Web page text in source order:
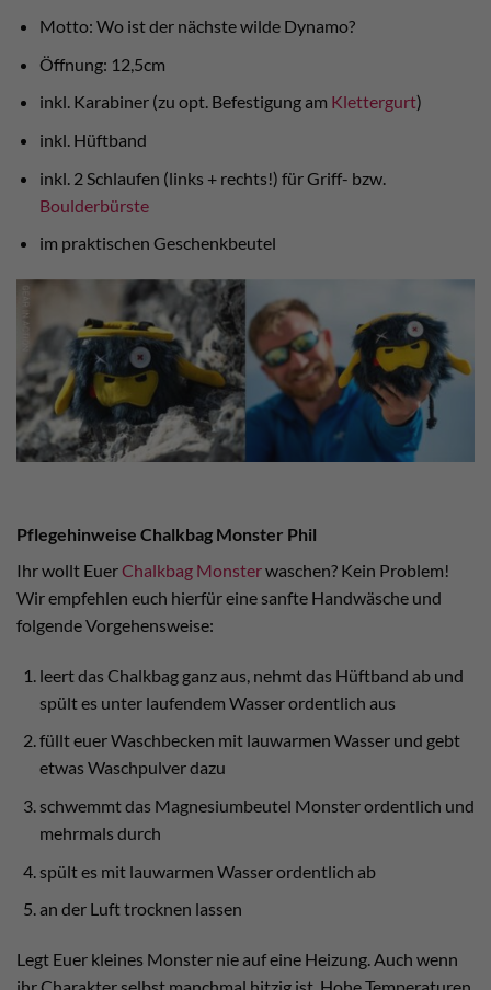
Motto: Wo ist der nächste wilde Dynamo?
Öffnung: 12,5cm
inkl. Karabiner (zu opt. Befestigung am Klettergurt)
inkl. Hüftband
inkl. 2 Schlaufen (links + rechts!) für Griff- bzw.
Boulderbürste
im praktischen Geschenkbeutel
Pflegehinweise Chalkbag Monster Phil
Ihr wollt EuerChalkbag Monsterwaschen? Kein Problem!
Wir empfehlen euch hierfür eine sanfte Handwäsche und
folgende Vorgehensweise:
leert das Chalkbag ganz aus, nehmt das Hüftband ab und
spült es unter laufendem Wasser ordentlich aus
füllt euer Waschbecken mit lauwarmen Wasser und gebt
etwas Waschpulver dazu
schwemmt das Magnesiumbeutel Monster ordentlich und
mehrmals durch
spült es mit lauwarmen Wasser ordentlich ab
an der Luft trocknen lassen
Legt Euer kleines Monster nie auf eine Heizung. Auch wenn